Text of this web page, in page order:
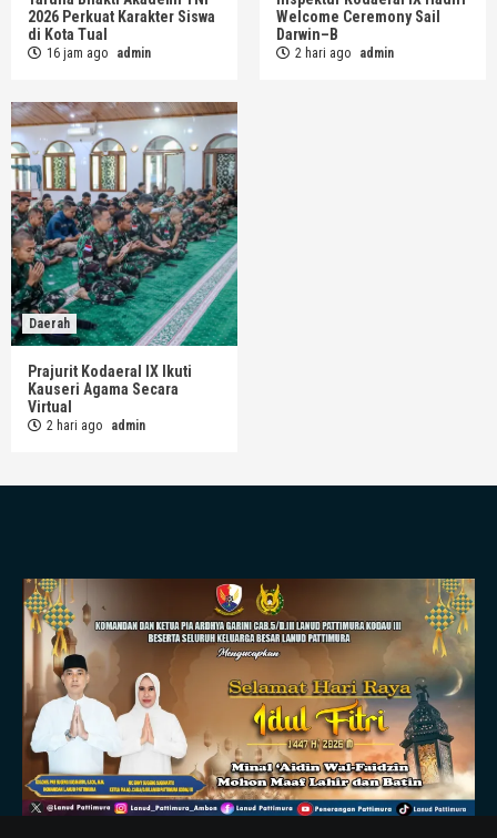
2026 Perkuat Karakter Siswa
di Kota Tual
16 jam ago admin
Welcome Ceremony Sail
Darwin–B
2 hari ago admin
Daerah
Prajurit Kodaeral IX Ikuti
Kauseri Agama Secara
Virtual
2 hari ago admin